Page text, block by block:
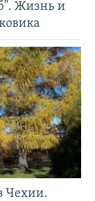
Жизнь и
Чехии.